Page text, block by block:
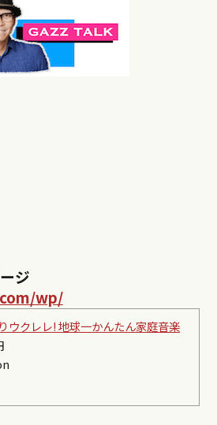
ジ
wp/
ウクレレ! 地球一かんたん家庭音楽